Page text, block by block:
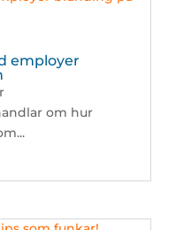
employer
om hur